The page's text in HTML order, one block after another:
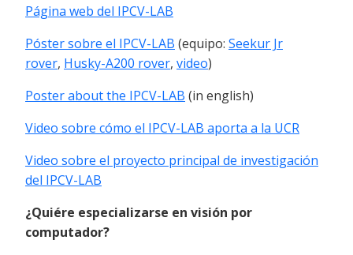
Página web del IPCV-LAB
Póster sobre el IPCV-LAB (equipo: Seekur Jr
rover, Husky-A200 rover, video)
Poster about the IPCV-LAB (in english)
Video sobre cómo el IPCV-LAB aporta a la UCR
Video sobre el proyecto principal de investigación
del IPCV-LAB
¿Quiére especializarse en visión por
computador?